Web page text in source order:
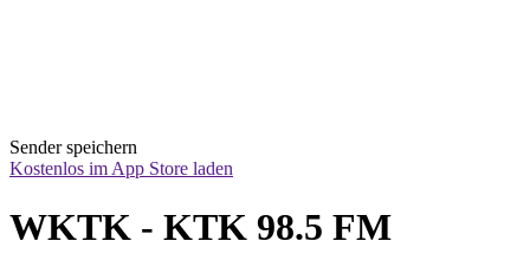
Sender speichern
Kostenlos im App Store laden
WKTK - KTK 98.5 FM